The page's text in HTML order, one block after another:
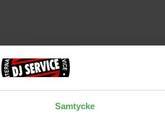
Samtycke